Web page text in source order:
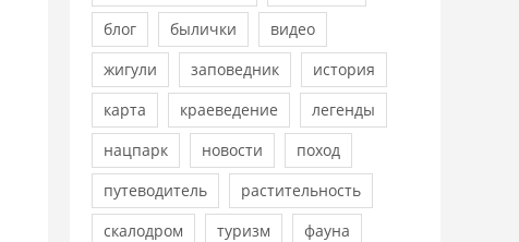
блог
былички
видео
жигули
заповедник
история
карта
краеведение
легенды
нацпарк
новости
поход
путеводитель
растительность
скалодром
туризм
фауна